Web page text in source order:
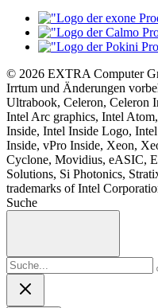
© 2026 EXTRA Computer
Irrtum und Änderungen
Ultrabook, Celeron, Celeron
Intel Arc graphics, Intel
Inside, Intel Inside Logo,
Inside, vPro Inside, Xeon,
Cyclone, Movidius, eASIC,
Solutions, Si Photonics,
trademarks of Intel
Suche